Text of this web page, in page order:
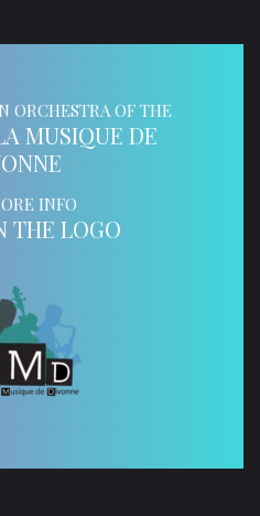
ORCHESTRA OF THE
MUSIQUE DE
INFO
THE LOGO